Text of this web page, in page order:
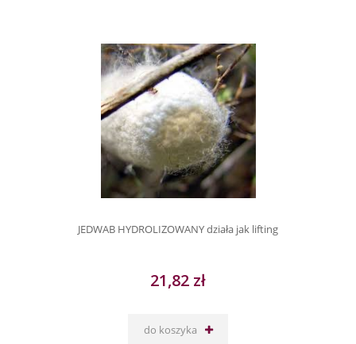
JEDWAB HYDROLIZOWANY działa jak lifting
21,82 zł
do koszyka